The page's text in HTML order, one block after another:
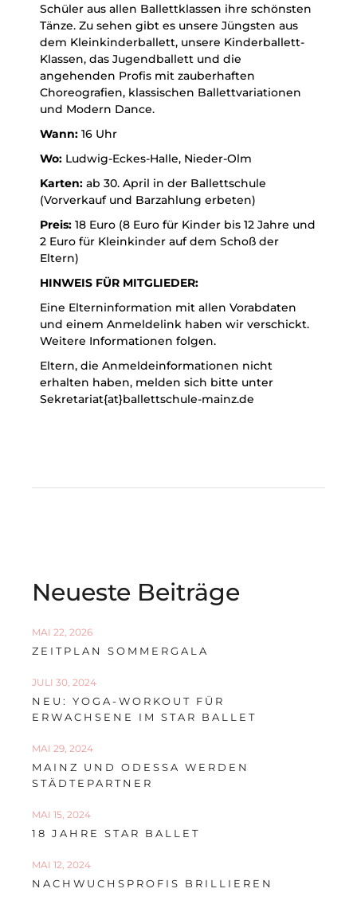
Schüler aus allen Ballettklassen ihre schönsten
Tänze. Zu sehen gibt es unsere Jüngsten aus
dem Kleinkinderballett, unsere Kinderballett-
Klassen, das Jugendballett und die
angehenden Profis mit zauberhaften
Choreografien, klassischen Ballettvariationen
und Modern Dance.
Wann:16 Uhr
Wo: Ludwig-Eckes-Halle, Nieder-Olm
Karten: ab 30. April in der Ballettschule
(Vorverkauf und Barzahlung erbeten)
Preis: 18 Euro (8 Euro für Kinder bis 12 Jahre und
2 Euro für Kleinkinder auf dem Schoß der
Eltern)
HINWEIS FÜR MITGLIEDER:
Eine Elterninformation mit allen Vorabdaten
und einem Anmeldelink haben wir verschickt.
Weitere Informationen folgen.
Eltern, die Anmeldeinformationen nicht
erhalten haben, melden sich bitte unter
Sekretariat{at}ballettschule-mainz.de
Neueste Beiträge
ZEITPLAN SOMMERGALA
MAI 22, 2026
NEU: YOGA-WORKOUT FÜR
ERWACHSENE IM STAR BALLET
JULI 30, 2024
MAINZ UND ODESSA WERDEN
STÄDTEPARTNER
MAI 29, 2024
18 JAHRE STAR BALLET
MAI 15, 2024
NACHWUCHSPROFIS BRILLIEREN
MAI 12, 2024